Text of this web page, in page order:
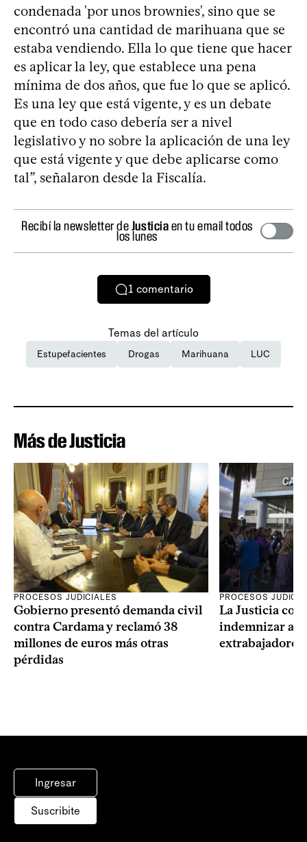
condenada 'por unos brownies', sino que se
encontró una cantidad de marihuana que se
estaba vendiendo. Ella lo que tiene que hacer
es aplicar la ley, que establece una pena
mínima de dos años, que fue lo que se aplicó.
Es una ley que está vigente, y es un debate
que en todo caso debería ser a nivel
legislativo y no sobre la aplicación de una ley
que está vigente y que debe aplicarse como
tal”, señalaron desde la Fiscalía.
Recibí la newsletter deJusticiaen tu email todos
los lunes
1 comentario
Temas del artículo
Estupefacientes Drogas Marihuana LUC
Más de Justicia
PROCESOS JUDICIALES
Gobierno presentó demanda civil
contra Cardama y reclamó 38
millones de euros más otras
pérdidas
PROCESOS
La Justicia
indemnizar a
extrabajadores
Ingresar
Suscribite